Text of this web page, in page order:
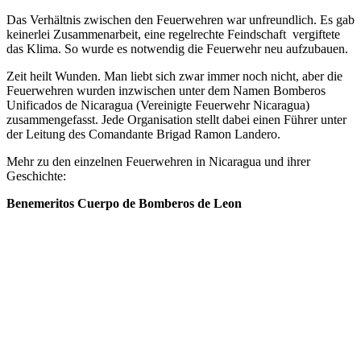
Das Verhältnis zwischen den Feuerwehren war unfreundlich. Es gab
keinerlei Zusammenarbeit, eine regelrechte Feindschaft vergiftete
das Klima. So wurde es notwendig die Feuerwehr neu aufzubauen.
Zeit heilt Wunden. Man liebt sich zwar immer noch nicht, aber die
Feuerwehren wurden inzwischen unter dem Namen Bomberos
Unificados de Nicaragua (Vereinigte Feuerwehr Nicaragua)
zusammengefasst. Jede Organisation stellt dabei einen Führer unter
der Leitung des Comandante Brigad Ramon Landero.
Mehr zu den einzelnen Feuerwehren in Nicaragua und ihrer
Geschichte:
Benemeritos Cuerpo de Bomberos de Leon